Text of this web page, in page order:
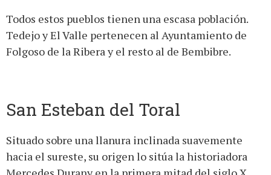
Todos estos pueblos tienen una escasa población.
Tedejo y El Valle pertenecen al Ayuntamiento de
Folgoso de la Ribera y el resto al de Bembibre.
San Esteban del Toral
Situado sobre una llanura inclinada suavemente
hacia el sureste, su origen lo sitúa la historiadora